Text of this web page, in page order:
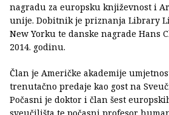
nagradu za europsku književnost i
unije. Dobitnik je priznanja Library
New Yorku te danske nagrade Hans
2014. godinu.
Član je Američke akademije
trenutačno predaje kao gost na
Počasni je doktor i član šest